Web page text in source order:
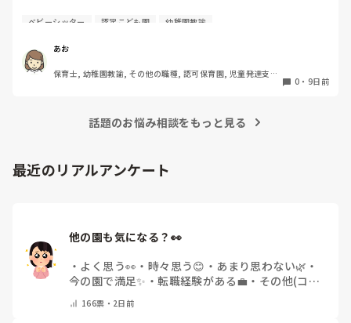
お休みの日に仕事のことを考えると自分でも切り替えは意識
っています。。
みなさんがどうやって切り替えているかを教えてほしいで
す！
ン(お茶を飲んだり)を入れたりしています。
ベビーシッター 認定こども園 幼稚園教諭
あお
保育士, 幼稚園教諭, その他の職種, 認可保育園, 児童発達支援
0 ・ 9日前
話題のお悩み相談をもっと見る
最近のリアルアンケート
他の園も気になる？👀
・ よく思う👀 ・ 時々思う😊 ・ あまり思わない🌿 ・
今の園で満足✨ ・転職経験がある💼 ・ その他(コメ
166票・ 2日前